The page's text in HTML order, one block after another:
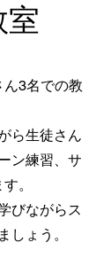
室
ん3名での教
ら生徒さん
ン練習、サ
。
びながらス
しょう。